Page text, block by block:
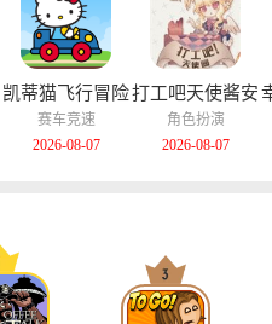
凯蒂猫飞行冒险
中文版
赛车竞速
2026-08-07
打工吧天使酱安
卓版
角色扮演
2026-08-07